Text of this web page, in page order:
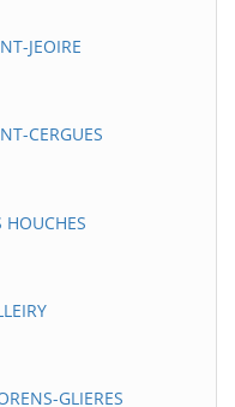
JEOIRE
CERGUES
GLIERES